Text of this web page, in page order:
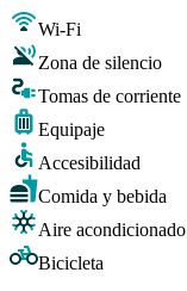
Wi-Fi
Zona de silencio
Tomas de corriente
Equipaje
Accesibilidad
Comida y bebida
Aire acondicionado
Bicicleta